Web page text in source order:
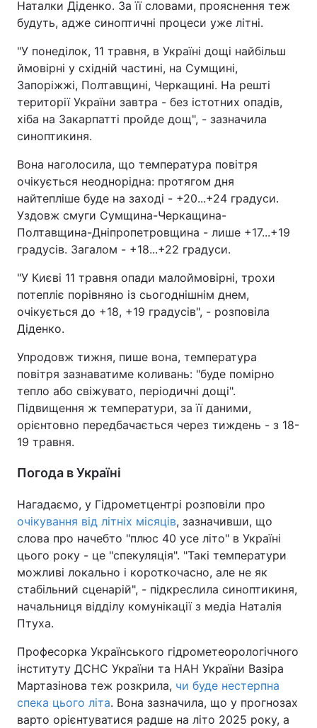
Наталки Діденко. За її словами, прояснення теж
будуть, адже синоптичні процеси уже літні.
"У понеділок, 11 травня, в Україні дощі найбільш
ймовірні у східній частині, на Сумщині,
Запоріжжі, Полтавщині, Черкащині. На решті
території України завтра - без істотних опадів,
хіба на Закарпатті пройде дощ", - зазначила
синоптикиня.
Вона наголосила, що температура повітря
очікується неоднорідна: протягом дня
найтепліше буде на заході - +20...+24 градуси.
Уздовж смуги Сумщина-Черкащина-
Полтавщина-Дніпропетровщина - лише +17...+19
градусів. Загалом - +18...+22 градуси.
"У Києві 11 травня опади малоймовірні, трохи
потепліє порівняно із сьогоднішнім днем,
очікується до +18, +19 градусів", - розповіла
Діденко.
Упродовж тижня, пише вона, температура
повітря зазнаватиме коливань: "буде помірно
тепло або свіжувато, періодичні дощі".
Підвищення ж температури, за її даними,
орієнтовно передбачається через тиждень - з 18-
19 травня.
Погода в Україні
Нагадаємо, у Гідрометцентрі розповіли про
очікування від літніх місяців, зазначивши, що
слова про начебто "плюс 40 усе літо" в Україні
цього року - це "спекуляція". "Такі температури
можливі локально і короткочасно, але не як
стабільний сценарій", - підкреслила синоптикиня,
начальниця відділу комунікації з медіа Наталія
Птуха.
Професорка Українського гідрометеорологічного
інституту ДСНС України та НАН України Вазіра
Мартазінова теж розкрила, чи буде нестерпна
спека цього літа. Вона зазначила, що у прогнозах
варто орієнтуватися радше на літо 2025 року, а